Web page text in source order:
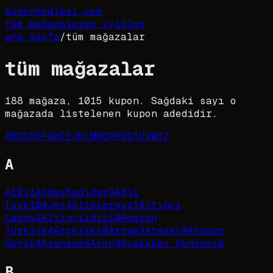
kuponkodları.com
tüm mağazalaren iyiblog
ana sayfa/tüm mağazalar
tüm mağazalar
188 mağaza, 1015 kupon. Sağdaki sayı o
mağazada listelenen kupon adedidir.
ABCÇDEFGHIİJKLMNOPRSŞTUVWYZ
A
A1011Addax6adidas9Adil
Işık10AJet4Aliexpress1Altıncı
Cadde2Altınyıldız10Amazon
Türkiye4Arçelik10Arzum3Atasay9Atasun
Optik4Avansas5Avon4Ayakkabı Dünyası6